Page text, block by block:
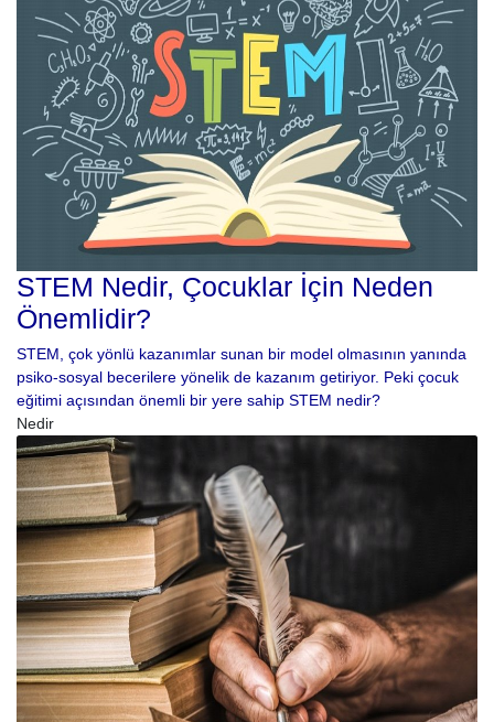
STEM Nedir, Çocuklar İçin Neden
Önemlidir?
STEM, çok yönlü kazanımlar sunan bir model olmasının yanında
psiko-sosyal becerilere yönelik de kazanım getiriyor. Peki çocuk
eğitimi açısından önemli bir yere sahip STEM nedir?
Nedir